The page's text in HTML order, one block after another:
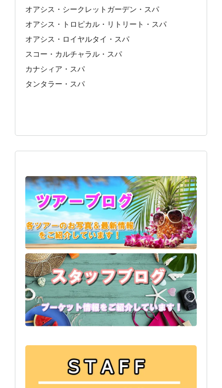
オアシス・シークレットガーデン・スパ
オアシス・トロピカル・リトリート・スパ
オアシス・ロイヤルタイ・スパ
スコー・カルチャラル・スパ
カナシィア・スパ
タンタラー・スパ